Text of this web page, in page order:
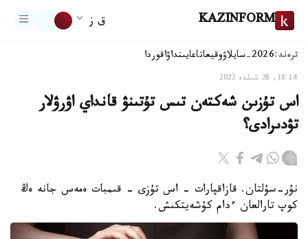
KAZINFORM ق ز
ترەند:2026-سايلاۋ وقيعاتاعايىنداۋاقوردا
18:14, 28 شىلدە 2022
اس تۇزىن شەكتەن تىس تۇتىنۋ قانداي اۋرۋلار
تۋدىرادى؟
نۇر-سۇلتان. قازاقپارات - اس تۇزى - قىمبات ەمەس جانە ەڭ
كوپ تارالعان ءدام كۇشەيتكىش.